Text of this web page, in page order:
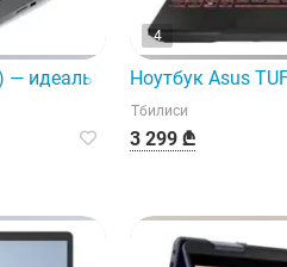
— идеальный ноутбук.
4
Ноутбук Asus
Тбилиси
3 299 ₾